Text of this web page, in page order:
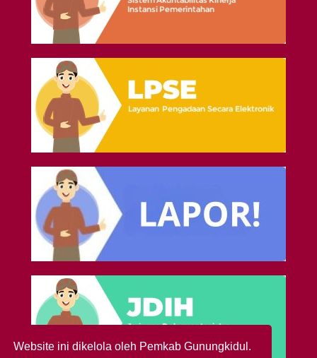
Website ini dikelola oleh Pemkab Gunungkidul.